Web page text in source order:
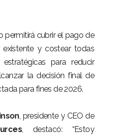
permitirá cubrir el pago de
existente y costear todas
para reducir
la decisión final de
para fines de 2026.
, presidente y CEO de
, destacó: “Estoy